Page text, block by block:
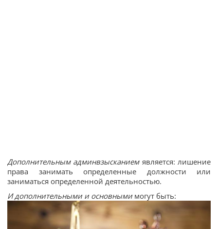
Дополнительным админвзысканиемявляется: лишение
права занимать определенные должности или
заниматься определенной деятельностью.
И дополнительными и основнымимогут быть: